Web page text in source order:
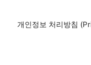
개인정보 처리방침